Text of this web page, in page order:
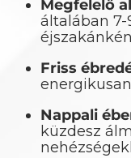
Megfelelő
általában 7-
Friss
Nappali
küzdesz